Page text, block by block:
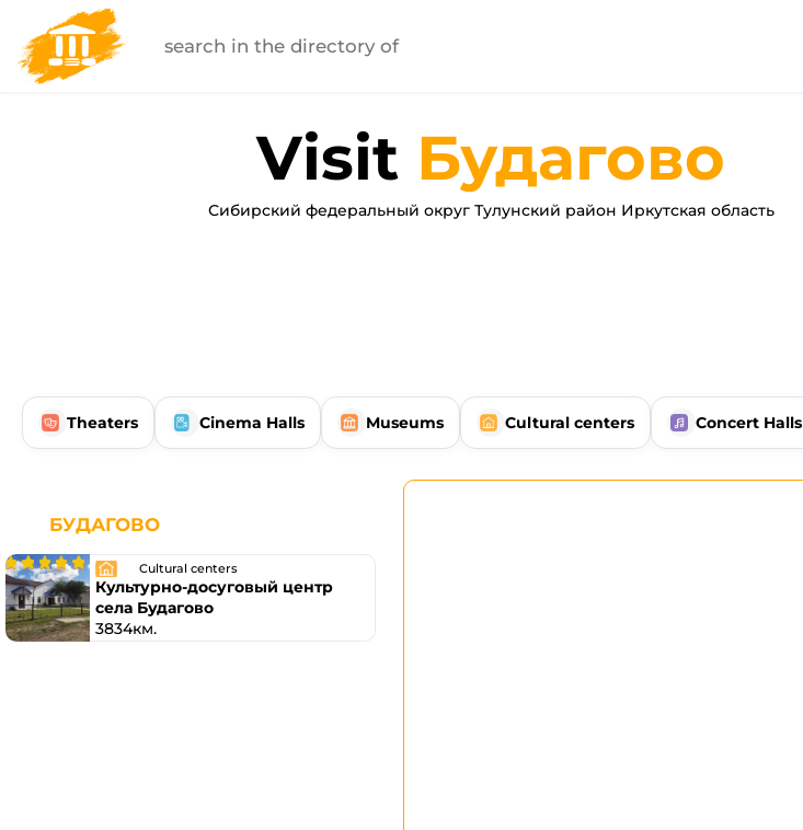
Visit Будагово
Сибирский федеральный округ Тулунский район Иркутская область
Theaters Cinema Halls Museums Cultural centers Concert Halls
БУДАГОВО
Cultural centers
Культурно-досуговый центр
села Будагово
3834км.